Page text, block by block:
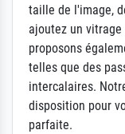
taille de l'image,
ajoutez un
proposons
telles que des
intercalaires.
disposition pour
parfaite.